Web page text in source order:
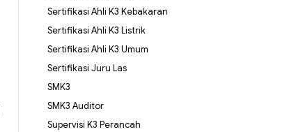
Sertifikasi Ahli K3 Kebakaran
Sertifikasi Ahli K3 Listrik
Sertifikasi Ahli K3 Umum
Sertifikasi Juru Las
SMK3
SMK3 Auditor
Supervisi K3 Perancah